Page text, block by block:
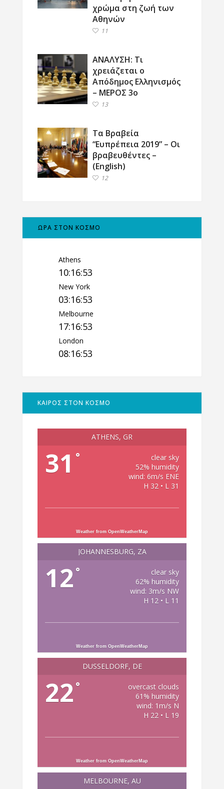
χρώμα στη ζωή των
Αθηνών
11
ΑΝΑΛΥΣΗ: Τι
χρειάζεται ο
Απόδημος Ελληνισμός
– ΜΕΡΟΣ 3ο
13
Τα Βραβεία
“Ευπρέπεια 2019” – Οι
βραβευθέντες –
(English)
12
ΩΡΑ ΣΤΟΝ ΚΟΣΜΟ
Athens
10:16:54
New York
03:16:54
Melbourne
17:16:54
London
08:16:54
ΚΑΙΡΟΣ ΣΤΟΝ ΚΟΣΜΟ
ATHENS, GR
31 °
clear sky
52% humidity
wind: 6m/s ENE
H 32 • L 31
Weather from OpenWeatherMap
JOHANNESBURG, ZA
12 °
clear sky
62% humidity
wind: 3m/s NW
H 12 • L 11
Weather from OpenWeatherMap
DÜSSELDORF, DE
22 °
overcast clouds
61% humidity
wind: 1m/s N
H 22 • L 19
Weather from OpenWeatherMap
MELBOURNE, AU